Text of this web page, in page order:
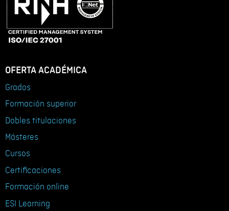
OFERTA ACADÉMICA
Grados
Formación superior
Dobles titulaciones
Másteres
Cursos
Certificaciones
Formación online
ESI Learning